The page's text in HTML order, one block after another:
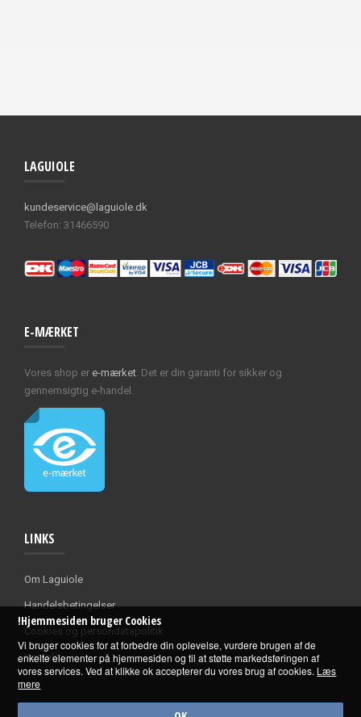
LAGUIOLE
kundeservice@laguiole.dk
Telefon: 31466590
E-MÆRKET
Vores shop er e-mærket. Det er din garanti for sikker og
gennemsigtig e-handel.
LINKS
Om Laguiole
Handelsbetingelser
Cookies og persondatapolitik
Kontakt
!Hjemmesiden bruger Cookies
Vi bruger cookies for at forbedre din oplevelse, vurdere brugen af de
enkelte elementer på hjemmesiden og til at støtte markedsføringen af
vores services. Ved at klikke ok accepterer du vores brug af cookies. Læs
mere